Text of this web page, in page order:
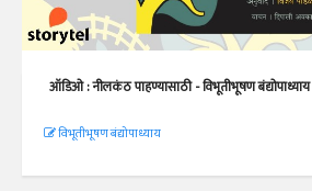
ऑडिओ : नीलकंठ पाहण्यासाठी - विभूतीभूषण बंद्योपाध्याय
विभूतीभूषण बंद्योपाध्याय